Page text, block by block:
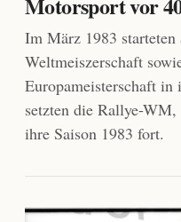
Im März 1983
Weltmeiszerschaft
Europameisterschaft in
setzten die Rallye-
ihre Saison 1983 fort.